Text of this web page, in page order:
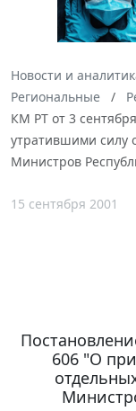
Новости и
Региональные
КМ РТ от 3
утратившими силу
Министров
15 сентября 2001
606 "О